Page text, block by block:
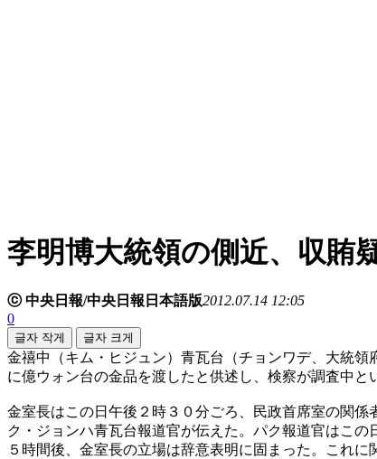
李明博大統領の側近、収賄
ⓒ 中央日報/中央日報日本語版2012.07.14 12:05
0
글자 작게 글자 크게
金禧中（キム・ヒジュン）青瓦台（チョンワデ、大統
に億ウォン台の金品を渡したと供述し、検察が調査中と
金室長はこの日午後２時３０分ごろ、民政首席室の関
ク・ジョンハ青瓦台報道官が伝えた。パク報道官はこ
５時間後、金室長の立場は辞意表明に固まった。これ